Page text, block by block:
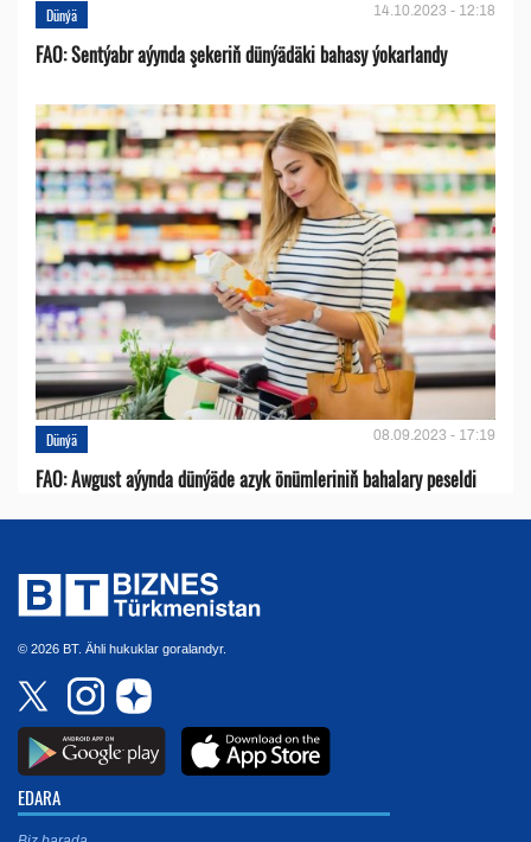
Dünýä 14.10.2023 - 12:18
FAO: Sentýabr aýynda şekeriň dünýädäki bahasy ýokarlandy
Dünýä 08.09.2023 - 17:19
FAO: Awgust aýynda dünýäde azyk önümleriniň bahalary peseldi
© 2026 BT. Ähli hukuklar goralandyr.
EDARA